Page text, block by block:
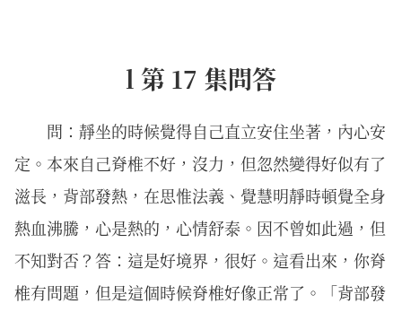
l 第 17 集問答
問：靜坐的時候覺得自己直立安住坐著，內心安
定。本來自己脊椎不好，沒力，但忽然變得好似有了
滋長，背部發熱，在思惟法義、覺慧明靜時頓覺全身
熱血沸騰，心是熱的，心情舒泰。因不曾如此過，但
不知對否？答：這是好境界，很好。這看出來，你脊
椎有問題，但是這個時候脊椎好像正常了。「背部發